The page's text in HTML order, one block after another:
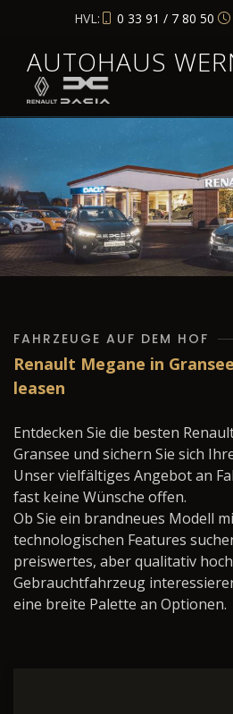
HVL: 0 33 91 / 7 80 50
AUTOHAUS
FAHRZEUGE AUF DEM HOF
Renault Megane in
leasen
Entdecken Sie die besten
Gransee und sichern Sie sich
Unser vielfältiges Angebot an
fast keine Wünsche offen.
Ob Sie ein brandneues Modell
technologischen Features
preiswertes, aber qualitativ
Gebrauchtfahrzeug
eine breite Palette an Optionen.